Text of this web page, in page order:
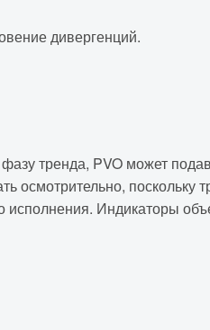
дивергенций.
тренда, PVO может
осмотрительно, поскольку
Индикаторы